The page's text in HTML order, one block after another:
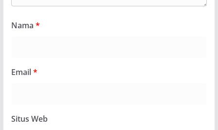
Nama *
Email*
Situs Web